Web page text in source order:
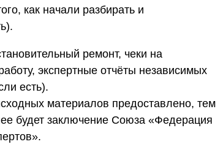
как начали разбирать и
ремонт, чеки на
экспертные отчёты независимых
есть).
материалов предоставлено, тем
будет заключение Союза «Федерация
.